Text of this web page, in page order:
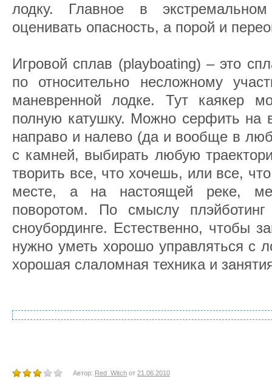
лодку. Главное в
оценивать опасность, а порой и
Игровой сплав (playboating) – это
по относительно несложному
маневренной лодке. Тут каякер
полную катушку. Можно серфить на
направо и налево (да и вообще в
с камней, выбирать любую
творить все, что хочешь, или все,
месте, а на настоящей реке,
поворотом. По смыслу
сноубординге. Естественно, чтобы
нужно уметь хорошо управляться с
хорошая слаломная техника и
Автор: Red_Witch от 21.06.2010